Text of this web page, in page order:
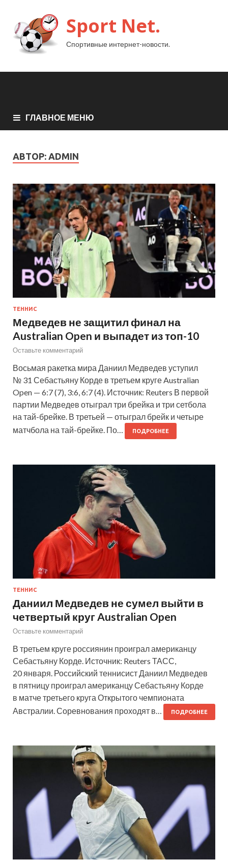
Sport Net.
Спортивные интернет-новости.
ГЛАВНОЕ МЕНЮ
АВТОР: ADMIN
ТЕННИС
Медведев не защитил финал на
Australian Open и выпадет из топ-10
Оставьте комментарий
Восьмая ракетка мира Даниил Медведев уступил
№ 31 Себастьяну Корде в третьем круге Australian
Open — 6:7 (7), 3:6, 6:7 (4). Источник: Reuters В первой
партии Медведев отыграл три брейка и три сетбола
на тай-брейке. В третьей — отыграл брейк и четыре
матчбола на тай-брейке. По…
ПОДРОБНЕЕ
ТЕННИС
Даниил Медведев не сумел выйти в
четвертый круг Australian Open
Оставьте комментарий
В третьем круге россиянин проиграл американцу
Себастьяну Корде. Источник: Reuters ТАСС,
20 января. Российский теннисист Даниил Медведев
в пятницу проиграл американцу Себастьяну Корде
в матче третьего круга Открытого чемпионата
Австралии. Соревнования проходят в…
ПОДРОБНЕЕ